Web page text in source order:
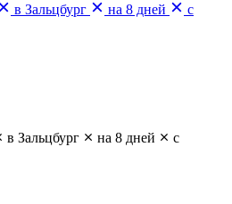
в Зальцбург на 8 дней
с
в Зальцбург на 8 дней
с